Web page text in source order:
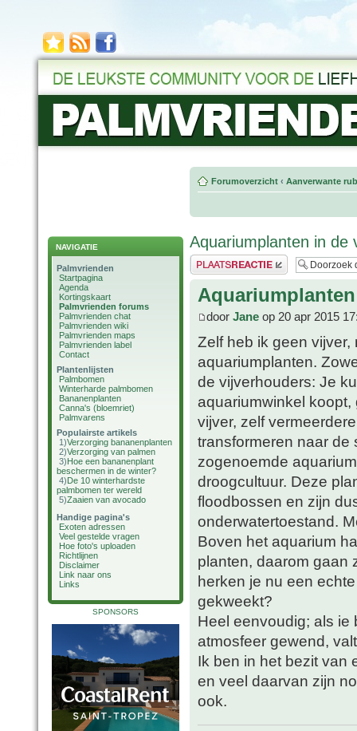
NAVIGATIE
Palmvrienden
Startpagina
Agenda
Kortingskaart
Palmvrienden forums
Palmvrienden chat
Palmvrienden wiki
Palmvrienden maps
Palmvrienden label
Contact
Plantenlijsten
Palmbomen
Winterharde palmbomen
Bananenplanten
Canna's (bloemriet)
Palmvarens
Populairste artikels
1)Verzorging bananenplanten
2)Verzorging van palmen
3)Hoe een bananenplant
beschermen in de winter?
4)De 10 winterhardste
palmbomen ter wereld
5)Zaaien van avocado
Handige pagina's
Exoten adressen
Veel gestelde vragen
Hoe foto's uploaden
Richtlijnen
Disclaimer
Link naar ons
Links
SPONSORS
Forumoverzicht ‹ Aanverwante
Aquariumplanten in de
Plaats een reactie
door Jane op 20 apr 2015
Zelf heb ik geen
aquariumplanten.
de vijverhouders: Je
aquariumwinkel
vijver, zelf
transformeren naar de
zogenoemde
droogcultuur. Deze
floodbossen en zijn
onderwatertoestand.
Boven het aquarium
planten, daarom gaan
herken je nu een
gekweekt?
Heel eenvoudig; als ie
atmosfeer gewend,
Ik ben in het bezit van
en veel daarvan zijn
ook.